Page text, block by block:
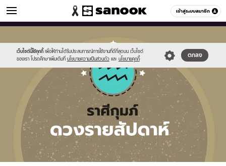
เข้าสู่ระบบสมาชิก
ดูดวง หมวดอื่นๆ
เว็บไซต์นี้ใช้คุกกี้ เพื่อให้ท่านได้รับประสบการณ์การใช้งานที่ดีที่สุดบน เว็บไซต์
ของเรา โปรดศึกษาเพิ่มเติมที่ นโยบายความเป็นส่วนตัว และ นโยบายคุกกี้
ตกลง
new-
sanook.png
horoscope-
aquarius_zod.jpg